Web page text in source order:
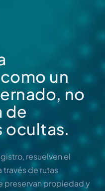
un
no
de
ocultas.
resuelven el
través de rutas
preservan propiedad y